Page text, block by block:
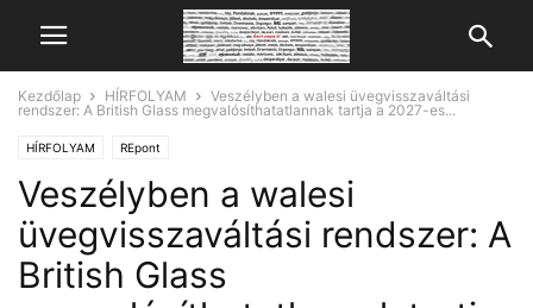
Kezdőlap HÍRFOLYAM
Veszélyben a walesi üvegvisszaváltási
rendszer: A British Glass megvalósíthatatlannak tartja a 2027-es...
HÍRFOLYAM REpont
Veszélyben a walesi
üvegvisszaváltási rendszer: A
British Glass